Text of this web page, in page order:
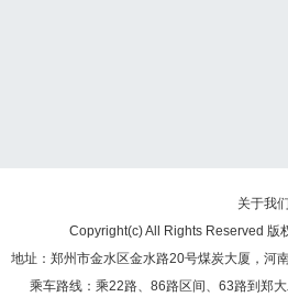
关于我
Copyright(c) All Rights Reserved 版
地址：郑州市金水区金水路20号煤炭大厦，河
乘车路线：乘22路、86路区间、63路到郑